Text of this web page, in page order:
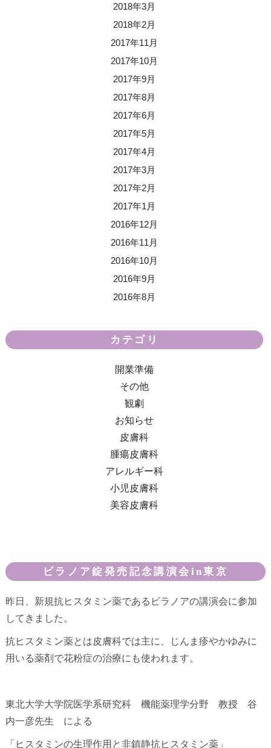
2018年3月
2018年2月
2017年11月
2017年10月
2017年9月
2017年8月
2017年6月
2017年5月
2017年4月
2017年3月
2017年2月
2017年1月
2016年12月
2016年11月
2016年10月
2016年9月
2016年8月
カテゴリ
開業準備
その他
観劇
お知らせ
皮膚科
腫瘍皮膚科
アレルギー科
小児皮膚科
美容皮膚科
ビラノア錠発売記念講演会in東京
昨日、新規抗ヒスタミン薬であるビラノアの講演会に参加
してきました。
抗ヒスタミン薬とは皮膚科では主に、じんま疹やかゆみに
用いる薬剤で花粉症の治療にも使われます。
東北大学大学院医学系研究科 機能薬理学分野 教授 谷
内一彦先生 による
「ヒスタミンの生理作用と非鎮静抗ヒスタミン薬」